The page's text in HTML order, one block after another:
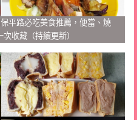
平路必吃美食推薦，便當、燒
收藏（持續更新）